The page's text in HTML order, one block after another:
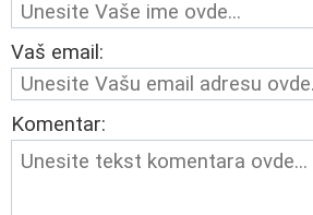
Vaš email:
Komentar: